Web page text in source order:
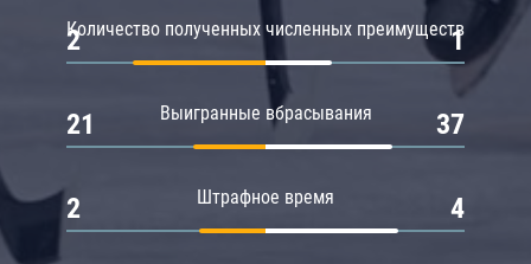
Количество полученных численных преимуществ
2 1
Выигранные вбрасывания
21 37
Штрафное время
2 4